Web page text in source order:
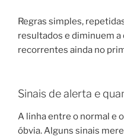
Regras simples,
resultados e diminuem a
recorrentes ainda no
Sinais de alerta e
A linha entre o normal e
óbvia. Alguns sinais